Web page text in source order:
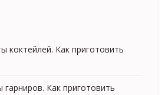
коктейлей. Как приготовить
гарниров. Как приготовить